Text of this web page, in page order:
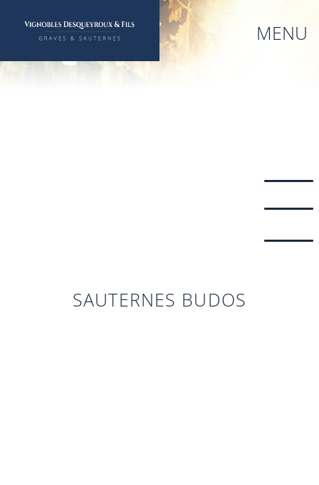
MENU
SAUTERNES BUDOS